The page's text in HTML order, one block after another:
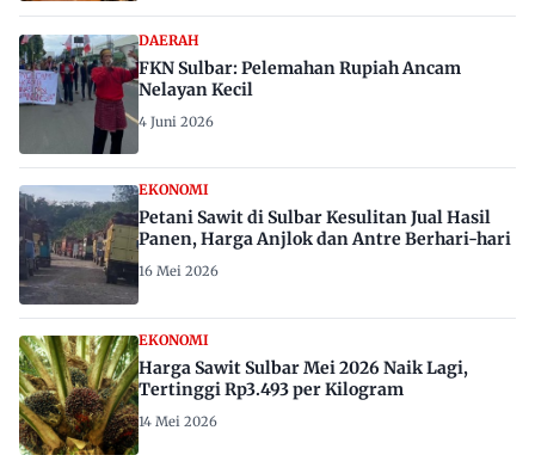
DAERAH
FKN Sulbar: Pelemahan Rupiah Ancam
Nelayan Kecil
4 Juni 2026
EKONOMI
Petani Sawit di Sulbar Kesulitan Jual Hasil
Panen, Harga Anjlok dan Antre Berhari-hari
16 Mei 2026
EKONOMI
Harga Sawit Sulbar Mei 2026 Naik Lagi,
Tertinggi Rp3.493 per Kilogram
14 Mei 2026